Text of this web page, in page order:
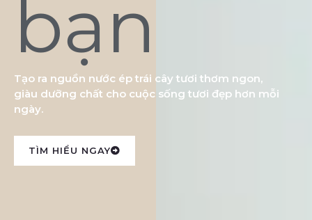
bạn
Tạo ra nguồn nước ép trái cây tươi thơm ngon,
giàu dưỡng chất cho cuộc sống tươi đẹp hơn mỗi
ngày.
TÌM HIỂU NGAY